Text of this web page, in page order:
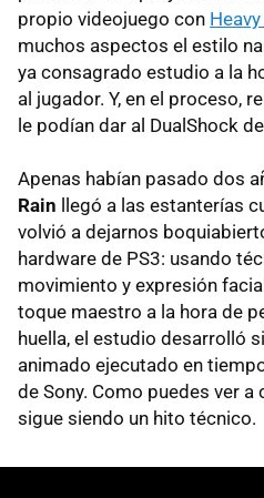
propio videojuego con
muchos aspectos el estilo
ya consagrado estudio a la
al jugador. Y, en el proceso,
le podían dar al DualShock
Apenas habían pasado dos
Rain llegó a las estanterías
volvió a dejarnos
hardware de PS3: usando
movimiento y expresión
toque maestro a la hora de
huella, el estudio desarrolló
animado ejecutado en
de Sony. Como puedes ver
sigue siendo un hito técnico.